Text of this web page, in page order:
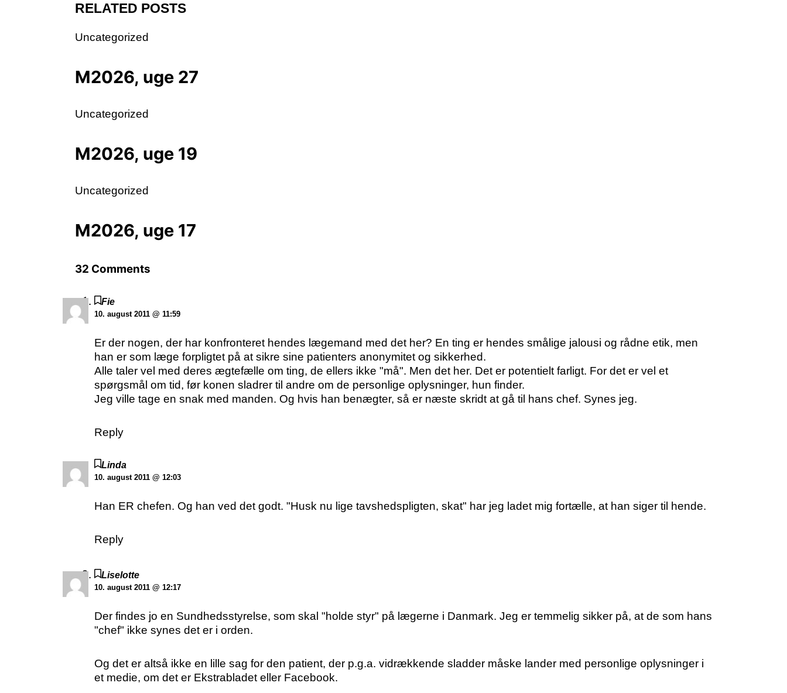
RELATED POSTS
Uncategorized
M2026, uge 27
Uncategorized
M2026, uge 19
Uncategorized
M2026, uge 17
32 Comments
Fie
10. august 2011 @ 11:59
Er der nogen, der har konfronteret hendes lægemand med det her? En ting er hendes smålige jalousi og rådne etik, men
han er som læge forpligtet på at sikre sine patienters anonymitet og sikkerhed.
Alle taler vel med deres ægtefælle om ting, de ellers ikke "må". Men det her. Det er potentielt farligt. For det er vel et
spørgsmål om tid, før konen sladrer til andre om de personlige oplysninger, hun finder.
Jeg ville tage en snak med manden. Og hvis han benægter, så er næste skridt at gå til hans chef. Synes jeg.
Reply
Linda
10. august 2011 @ 12:03
Han ER chefen. Og han ved det godt. "Husk nu lige tavshedspligten, skat" har jeg ladet mig fortælle, at han siger til hende.
Reply
Liselotte
10. august 2011 @ 12:17
Der findes jo en Sundhedsstyrelse, som skal "holde styr" på lægerne i Danmark. Jeg er temmelig sikker på, at de som hans
"chef" ikke synes det er i orden.
Og det er altså ikke en lille sag for den patient, der p.g.a. vidrækkende sladder måske lander med personlige oplysninger i
et medie, om det er Ekstrabladet eller Facebook.